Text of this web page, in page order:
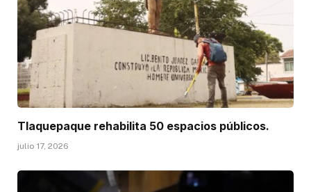
Tlaquepaque rehabilita 50 espacios públicos.
julio 17, 2026